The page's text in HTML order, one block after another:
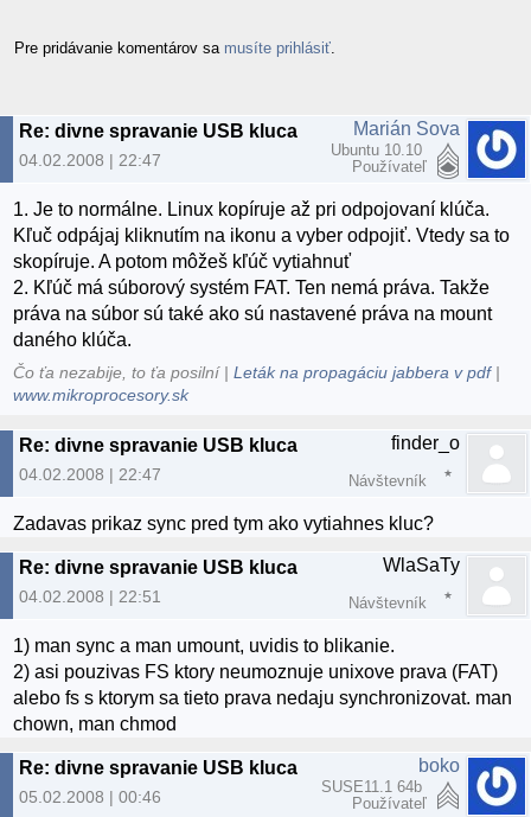
Pre pridávanie komentárov sa musíte prihlásiť
Re: divne spravanie USB kluca
04.02.2008 | 22:47
Marián Sova
Ubuntu 10.10
Používateľ
1. Je to normálne. Linux kopíruje až pri odpojovaní klúča.
Kľuč odpájaj kliknutím na ikonu a vyber odpojiť. Vtedy sa to
skopíruje. A potom môžeš kľúč vytiahnuť
2. Kľúč má súborový systém FAT. Ten nemá práva. Takže
práva na súbor sú také ako sú nastavené práva na mount
daného klúča.
Čo ťa nezabije, to ťa posilní |Leták na propagáciu jabbera v pdf|
www.mikroprocesory.sk
Re: divne spravanie USB kluca
04.02.2008 | 22:47
finder_o
Návštevník
Zadavas prikaz sync pred tym ako vytiahnes kluc?
Re: divne spravanie USB kluca
04.02.2008 | 22:51
WlaSaTy
Návštevník
1) man sync a man umount, uvidis to blikanie.
2) asi pouzivas FS ktory neumoznuje unixove prava (FAT)
alebo fs s ktorym sa tieto prava nedaju synchronizovat. man
chown, man chmod
Re: divne spravanie USB kluca
05.02.2008 | 00:46
boko
SUSE11.1 64b
Používateľ